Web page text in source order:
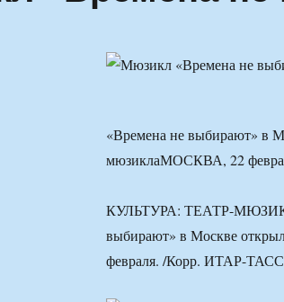
«Времена не выбирают» в
мюзиклаМОСКВА, 22
КУЛЬТУРА: ТЕАТР-
выбирают» в Москве
февраля. /Корр. ИТАР-